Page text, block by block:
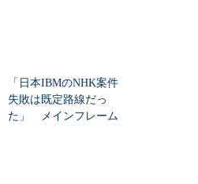
「日本IBMのNHK案件
失敗は既定路線だっ
た」 メインフレーム